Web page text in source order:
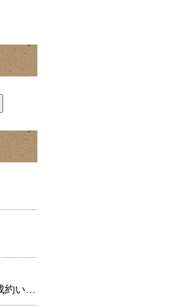
先週末はこちらのお車をご成約いただきました。